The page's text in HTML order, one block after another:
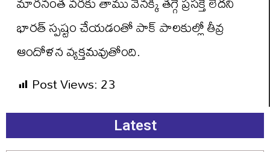
భారత్ స్పష్టం చేయడంతో పాక్ పాలకుల్లో తీవ్ర
ఆందోళన వ్యక్తమవుతోంది.
Post Views:23
Latest